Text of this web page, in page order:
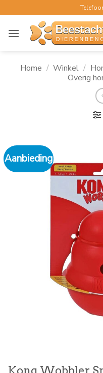
naar
inhoud
Home / Winkel /
Overig
Aanbieding